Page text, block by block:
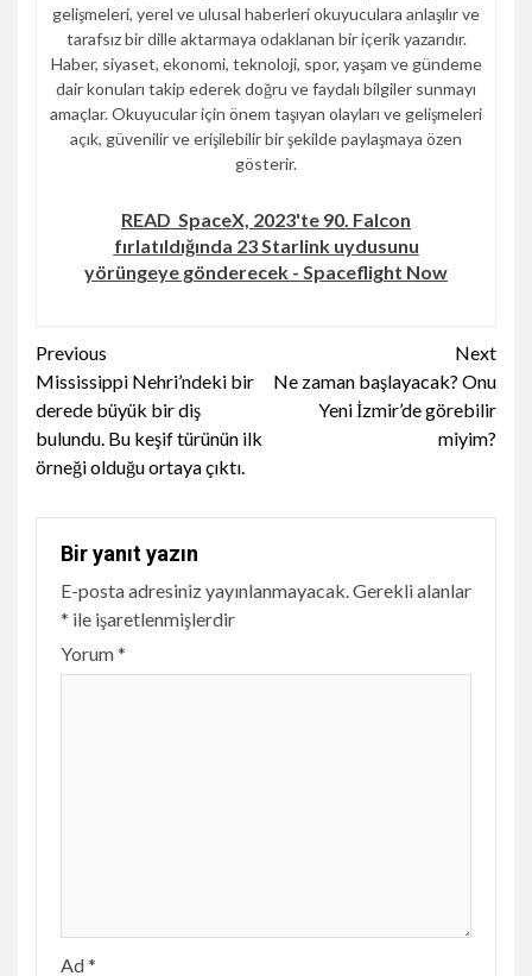
gelişmeleri, yerel ve ulusal haberleri okuyuculara anlaşılır ve
tarafsız bir dille aktarmaya odaklanan bir içerik yazarıdır.
Haber, siyaset, ekonomi, teknoloji, spor, yaşam ve gündeme
dair konuları takip ederek doğru ve faydalı bilgiler sunmayı
amaçlar. Okuyucular için önem taşıyan olayları ve gelişmeleri
açık, güvenilir ve erişilebilir bir şekilde paylaşmaya özen
gösterir.
READ SpaceX, 2023'te 90. Falcon
fırlatıldığında 23 Starlink uydusunu
yörüngeye gönderecek - Spaceflight Now
Continue
Reading
Previous
Mississippi Nehri’ndeki bir
derede büyük bir diş
bulundu. Bu keşif türünün ilk
örneği olduğu ortaya çıktı.
Next
Ne zaman başlayacak? Onu
Yeni İzmir’de görebilir
miyim?
Bir yanıt yazın
E-posta adresiniz yayınlanmayacak. Gerekli alanlar
* ile işaretlenmişlerdir
Yorum*
Ad*